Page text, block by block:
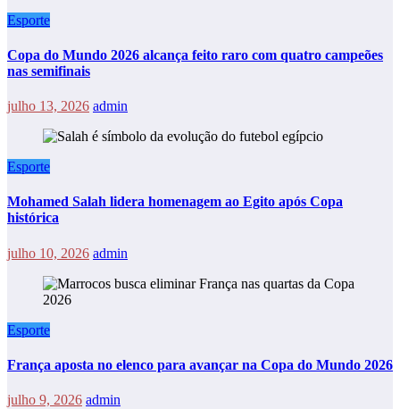
Esporte
Copa do Mundo 2026 alcança feito raro com quatro campeões
nas semifinais
julho 13, 2026 admin
Esporte
Mohamed Salah lidera homenagem ao Egito após Copa
histórica
julho 10, 2026 admin
Esporte
França aposta no elenco para avançar na Copa do Mundo 2026
julho 9, 2026 admin